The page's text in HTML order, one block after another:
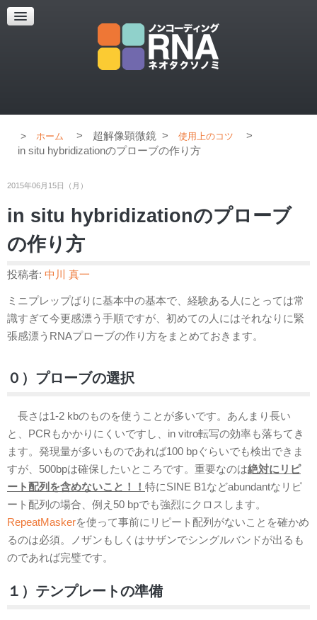
超解像顕微鏡
超解像顕微鏡の紹介
ホーム > 超解像顕微鏡 > 使用上のコツ
>
in situ hybridizationのプローブの作り方
2015年06月15日（月）
in situ hybridizationのプローブ
の作り方
投稿者: 中川 真一
ミニプレップばりに基本中の基本で、経験ある人にとっては常
識すぎて今更感漂う手順ですが、初めての人にはそれなりに緊
張感漂うRNAプローブの作り方をまとめておきます。
０）プローブの選択
長さは1-2 kbのものを使うことが多いです。あんまり長い
と、PCRもかかりにくいですし、in vitro転写の効率も落ちてき
ます。発現量が多いものであれば100 bpぐらいでも検出できま
すが、500bpは確保したいところです。重要なのは絶対にリピ
ート配列を含めないこと！！ 特にSINE B1などabundantなリピ
ート配列の場合、例え50 bpでも強烈にクロスします。
RepeatMaskerを使って事前にリピート配列がないことを確かめ
るのは必須。ノザンもしくはサザンでシングルバンドが出るも
のであれば完璧です。
１）テンプレートの準備